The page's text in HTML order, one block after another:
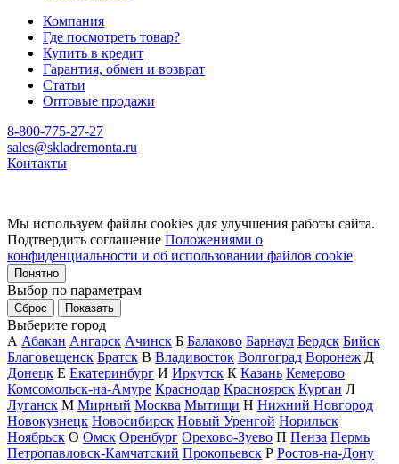
Компания
Где посмотреть товар?
Купить в кредит
Гарантия, обмен и возврат
Статьи
Оптовые продажи
8-800-775-27-27
sales@skladremonta.ru
Контакты
Мы используем файлы cookies для улучшения работы сайта.
Подтвердить соглашение Положениями о
конфиденциальности и об использовании файлов cookie
Понятно
Выбор по параметрам
Сброс Показать
Выберите город
А Абакан Ангарск Ачинск Б Балаково Барнаул Бердск Бийск
Благовещенск Братск В Владивосток Волгоград Воронеж Д
Донецк Е Екатеринбург И Иркутск К Казань Кемерово
Комсомольск-на-Амуре Краснодар Красноярск Курган Л
Луганск М Мирный Москва Мытищи Н Нижний Новгород
Новокузнецк Новосибирск Новый Уренгой Норильск
Ноябрьск О Омск Оренбург Орехово-Зуево П Пенза Пермь
Петропавловск-Камчатский Прокопьевск Р Ростов-на-Дону